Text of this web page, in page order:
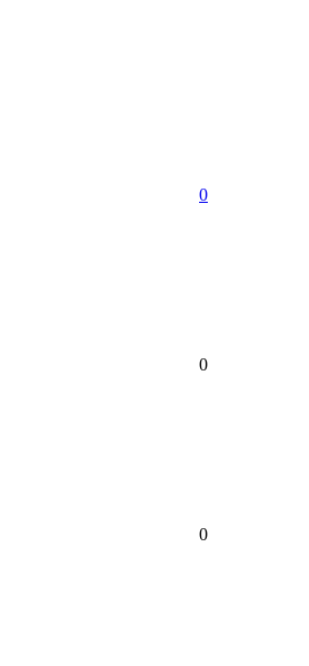
0
0
0